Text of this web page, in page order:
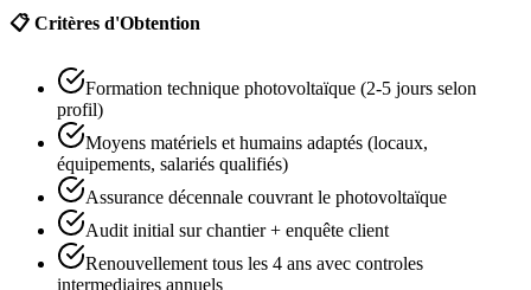
📋 Critères d'Obtention
Formation technique photovoltaïque (2-5 jours selon
profil)
Moyens matériels et humains adaptés (locaux,
équipements, salariés qualifiés)
Assurance décennale couvrant le photovoltaïque
Audit initial sur chantier + enquête client
Renouvellement tous les 4 ans avec controles
intermediaires annuels